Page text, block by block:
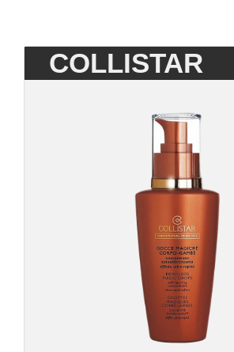
COLLISTAR